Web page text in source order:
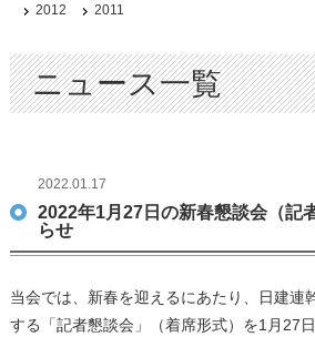
ニュース一覧
2022.01.17
2022年1月27日の新春懇談会（記
らせ
当会では、新春を迎えるにあたり、日建連
する「記者懇談会」（着席形式）を1月27
2012
2011